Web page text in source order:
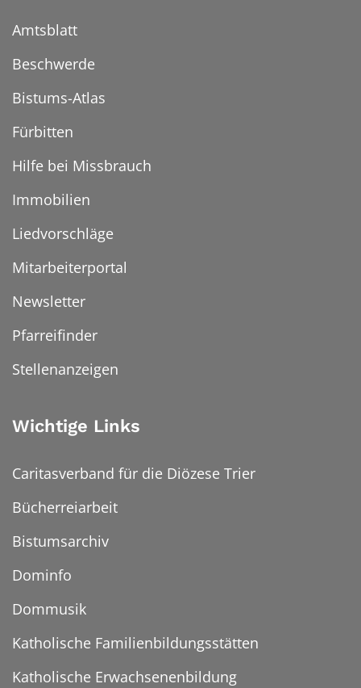
Amtsblatt
Beschwerde
Bistums-Atlas
Fürbitten
Hilfe bei Missbrauch
Immobilien
Liedvorschläge
Mitarbeiterportal
Newsletter
Pfarreifinder
Stellenanzeigen
Wichtige Links
Caritasverband für die Diözese Trier
Bücherreiarbeit
Bistumsarchiv
Dominfo
Dommusik
Katholische Familienbildungsstätten
Katholische Erwachsenenbildung